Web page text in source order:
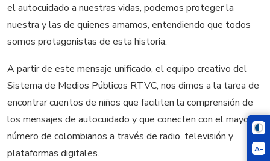
A-
el autocuidado a nuestras vidas, podemos proteger la
nuestra y las de quienes amamos, entendiendo que todos
somos protagonistas de esta historia.
A partir de este mensaje unificado, el equipo creativo del
Sistema de Medios Públicos RTVC, nos dimos a la tarea de
encontrar cuentos de niños que faciliten la comprensión de
los mensajes de autocuidado y que conecten con el mayor
número de colombianos a través de radio, televisión y
plataformas digitales.